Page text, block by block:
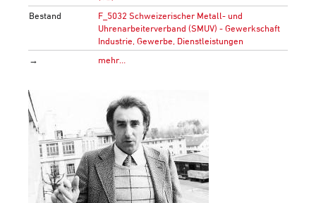
Bestand
F_5032 Schweizerischer Metall- und
Uhrenarbeiterverband (SMUV) - Gewerkschaft
Industrie, Gewerbe, Dienstleistungen
→
mehr…